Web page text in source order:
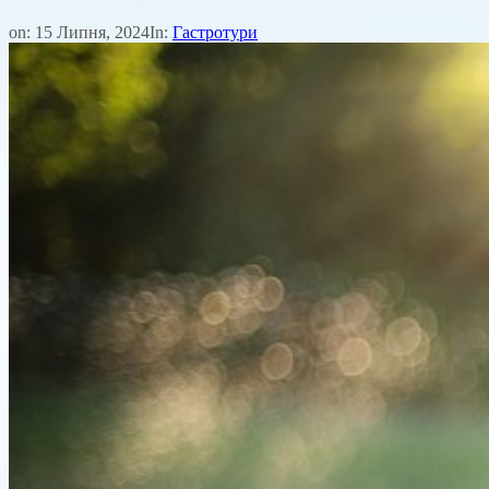
on: 15 Липня, 2024In: Гастротури